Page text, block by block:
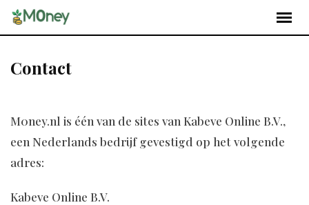
Contact
M0ney.nl is één van de sites van Kabeve Online B.V.,
een Nederlands bedrijf gevestigd op het volgende
adres:
Kabeve Online B.V.